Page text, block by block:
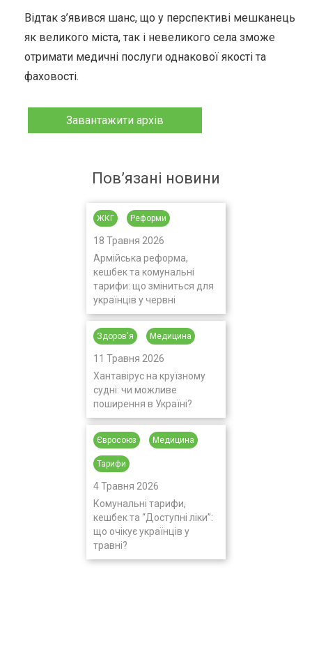
Відтак з’явився шанс, що у перспективі мешканець
як великого міста, так і невеликого села зможе
отримати медичні послуги однакової якості та
фаховості.
Завантажити архів
Пов’язані новини
ЖКГ Реформи
18 Травня 2026
Армійська реформа,
кешбек та комунальні
тарифи: що зміниться для
українців у червні
Здоров'я Медицина
11 Травня 2026
Хантавірус на круїзному
судні: чи можливе
поширення в Україні?
Євросоюз Медицина
Тарифи
4 Травня 2026
Комунальні тарифи,
кешбек та “Доступні ліки”:
що очікує українців у
травні?